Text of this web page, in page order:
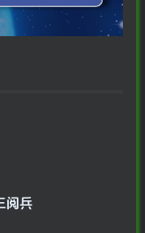
阅兵